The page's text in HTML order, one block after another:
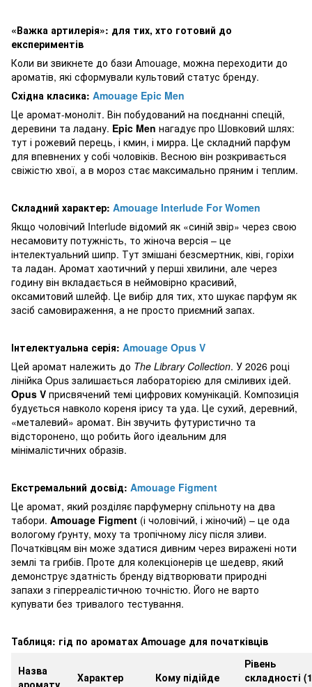
«Важка артилерія»: для тих, хто готовий до
експериментів
Коли ви звикнете до бази Amouage, можна переходити до
ароматів, які сформували культовий статус бренду.
Східна класика: Amouage Epic Men
Це аромат-моноліт. Він побудований на поєднанні спецій,
деревини та ладану. Epic Men нагадує про Шовковий шлях:
тут і рожевий перець, і кмин, і мирра. Це складний парфум
для впевнених у собі чоловіків. Весною він розкривається
свіжістю хвої, а в мороз стає максимально пряним і теплим.
Складний характер: Amouage Interlude For Women
Якщо чоловічий Interlude відомий як «синій звір» через свою
несамовиту потужність, то жіноча версія – це
інтелектуальний шипр. Тут змішані безсмертник, ківі, горіхи
та ладан. Аромат хаотичний у перші хвилини, але через
годину він вкладається в неймовірно красивий,
оксамитовий шлейф. Це вибір для тих, хто шукає парфум як
засіб самовираження, а не просто приємний запах.
Інтелектуальна серія: Amouage Opus V
Цей аромат належить до The Library Collection. У 2026 році
лінійка Opus залишається лабораторією для сміливих ідей.
Opus V присвячений темі цифрових комунікацій. Композиція
будується навколо кореня ірису та уда. Це сухий, деревний,
«металевий» аромат. Він звучить футуристично та
відсторонено, що робить його ідеальним для
мінімалістичних образів.
Екстремальний досвід: Amouage Figment
Це аромат, який розділяє парфумерну спільноту на два
табори. Amouage Figment (і чоловічий, і жіночий) – це ода
вологому ґрунту, моху та тропічному лісу після зливи.
Початківцям він може здатися дивним через виражені ноти
землі та грибів. Проте для колекціонерів це шедевр, який
демонструє здатність бренду відтворювати природні
запахи з гіперреалістичною точністю. Його не варто
купувати без тривалого тестування.
Таблиця: гід по ароматах Amouage для початківців
Назва
аромату
Характер Кому підійде
Рівень
складності